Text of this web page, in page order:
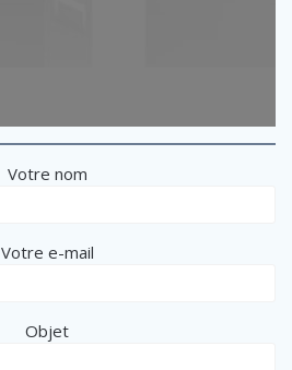
Votre nom
Votre e-mail
Objet